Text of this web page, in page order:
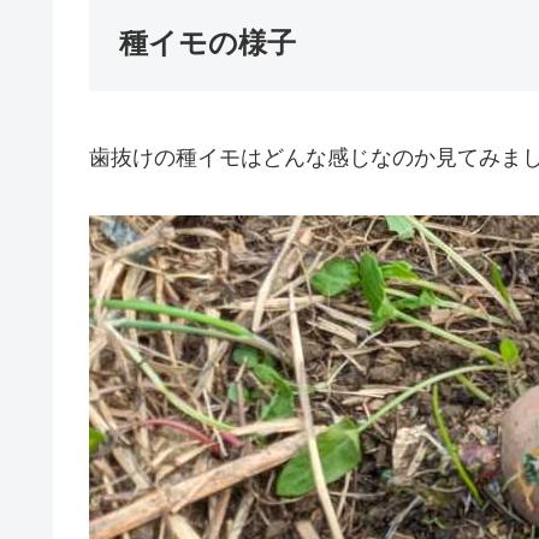
種イモの様子
歯抜けの種イモはどんな感じなのか見てみま